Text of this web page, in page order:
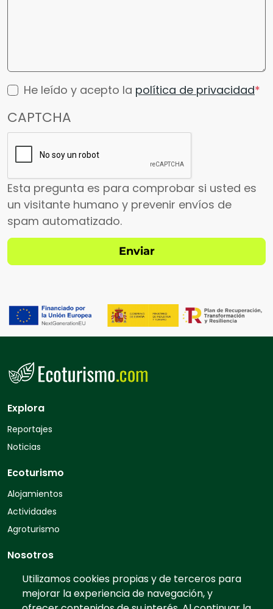
He leído y acepto la política de privacidad
CAPTCHA
Esta pregunta es para comprobar si usted es
un visitante humano y prevenir envíos de
spam automatizado.
Utilizamos cookies propias y de terceros para
mejorar la experiencia de navegación, y
Explora
Reportajes
Noticias
Ecoturismo
Alojamientos
Actividades
Agroturismo
Nosotros
Quiénes somos
Contacto